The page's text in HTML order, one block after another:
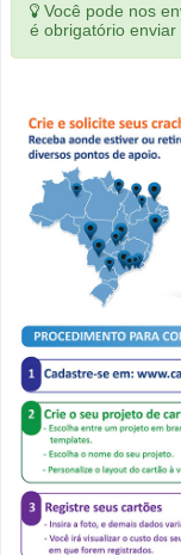
Você pode nos
é obrigatório enviar